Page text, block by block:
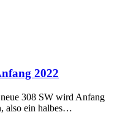
2022
308 SW wird Anfang
also ein halbes…